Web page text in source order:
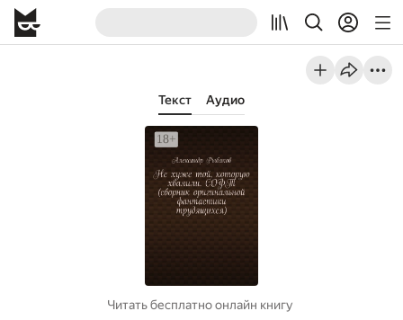
Текст Аудио
Читать бесплатно онлайн книгу